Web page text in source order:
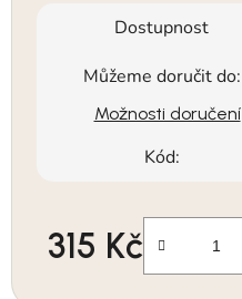
Dostupnost
Můžeme doručit do:
Možnosti doručení
Kód:
315 Kč